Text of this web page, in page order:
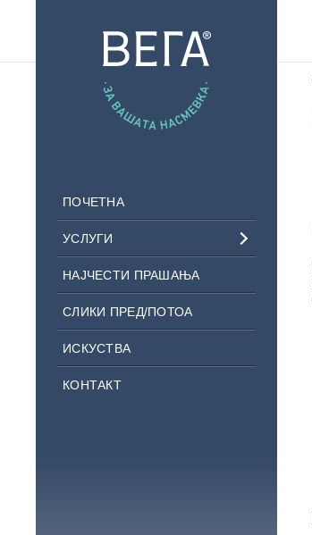
ПОЧЕТНА
УСЛУГИ
НАЈЧЕСТИ ПРАШАЊА
СЛИКИ ПРЕД/ПОТОА
ИСКУСТВА
КОНТАКТ